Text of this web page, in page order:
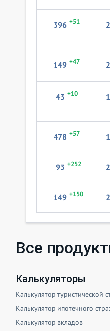
396 +51 2
149 +47 2
43 +10 1
478 +57 1
93 +252 2
149 +150 2
Все
Калькуляторы
Калькулятор туристической
Калькулятор ипотечного
Калькулятор вкладов